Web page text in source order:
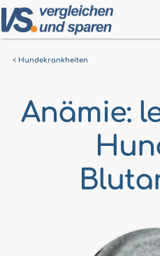
Hundekrankheiten
Anämie: